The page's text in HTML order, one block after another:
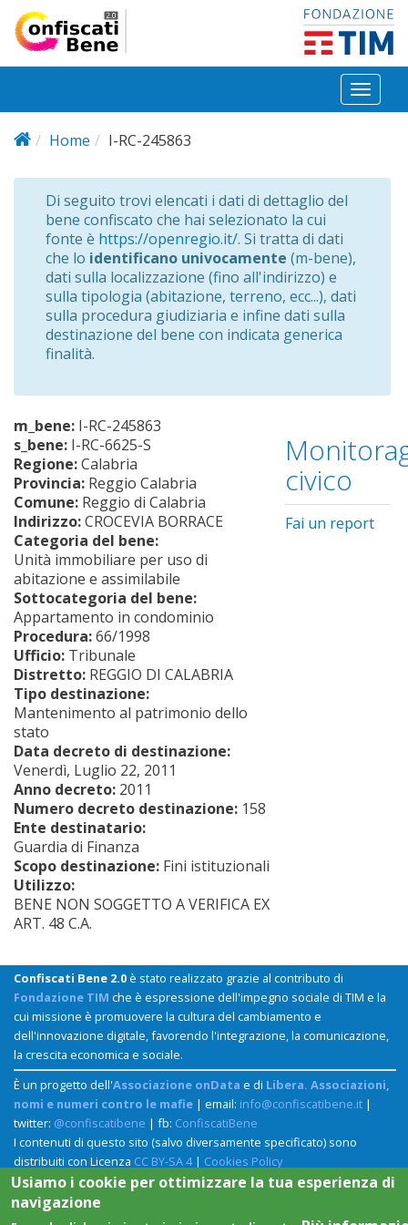
Salta al contenuto principale
Toggle
Home
I-RC-245863
Di seguito trovi elencati i dati di dettaglio del
bene confiscato che hai selezionato la cui
fonte è https://openregio.it/. Si tratta di dati
che lo identificano univocamente (m-bene),
dati sulla localizzazione (fino all'indirizzo) e
sulla tipologia (abitazione, terreno, ecc...), dati
sulla procedura giudiziaria e infine dati sulla
destinazione del bene con indicata generica
finalità.
m_bene: I-RC-245863
s_bene: I-RC-6625-S
Regione:Calabria
Provincia: Reggio Calabria
Comune: Reggio di Calabria
Indirizzo:CROCEVIA BORRACE
Categoria del bene:
Unità immobiliare per uso di
abitazione e assimilabile
Sottocategoria del bene:
Appartamento in condominio
Procedura:66/1998
Ufficio: Tribunale
Distretto: REGGIO DI CALABRIA
Tipo destinazione:
Mantenimento al patrimonio dello
stato
Data decreto di destinazione:
Venerdì, Luglio 22, 2011
Anno decreto: 2011
Numero decreto destinazione: 158
Ente destinatario:
Guardia di Finanza
Scopo destinazione: Fini istituzionali
Utilizzo:
BENE NON SOGGETTO A VERIFICA EX
ART. 48 C.A.
civico
Fai un report
Confiscati Bene 2.0è stato realizzato grazie al contributo di
Fondazione TIM che è espressione dell'impegno sociale di TIM e la
cui missione è promuovere la cultura del cambiamento e
dell'innovazione digitale, favorendo l'integrazione, la comunicazione,
la crescita economica e sociale.
È un progetto dell'Associazione onData e di Libera. Associazioni,
nomi e numeri contro le mafie | email: info@confiscatibene.it |
twitter: @confiscatibene | fb: ConfiscatiBene
I contenuti di questo sito (salvo diversamente specificato) sono
distribuiti con Licenza CC BY-SA 4| Cookies Policy
Usiamo i cookie per ottimizzare la tua esperienza di
navigazione